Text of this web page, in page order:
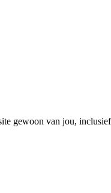
gewoon van jou,